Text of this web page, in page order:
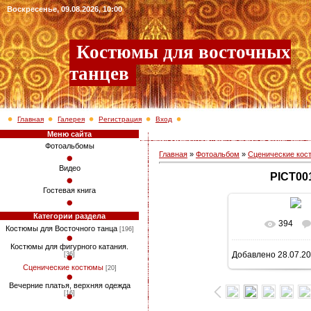
Воскресенье, 09.08.2026, 10:00
Костюмы для восточных
танцев
Главная Галерея Регистрация Вход
Меню сайта
Фотоальбомы
Видео
Гостевая книга
Категории раздела
Костюмы для Восточного танца [196]
Костюмы для фигурного катания.
[36]
Сценические костюмы [20]
Вечерние платья, верхняя одежда
[16]
Главная » Фотоальбом » Сценические
В
768x1024 /
394
Добавлено